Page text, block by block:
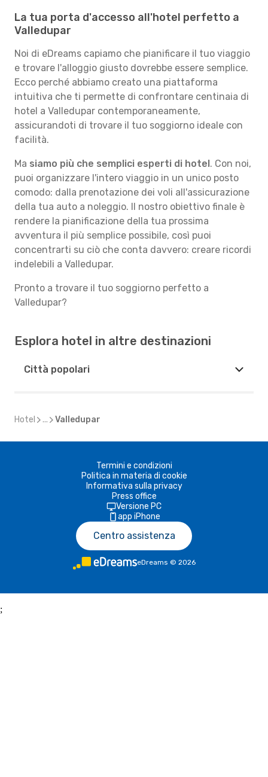
La tua porta d'accesso all'hotel perfetto a
Valledupar
Noi di eDreams capiamo che pianificare il tuo viaggio
e trovare l'alloggio giusto dovrebbe essere semplice.
Ecco perché abbiamo creato una piattaforma
intuitiva che ti permette di confrontare centinaia di
hotel a Valledupar contemporaneamente,
assicurandoti di trovare il tuo soggiorno ideale con
facilità.
Ma siamo più che semplici esperti di hotel. Con noi,
puoi organizzare l'intero viaggio in un unico posto
comodo: dalla prenotazione dei voli all'assicurazione
della tua auto a noleggio. Il nostro obiettivo finale è
rendere la pianificazione della tua prossima
avventura il più semplice possibile, così puoi
concentrarti su ciò che conta davvero: creare ricordi
indelebili a Valledupar.
Pronto a trovare il tuo soggiorno perfetto a
Valledupar?
Esplora hotel in altre destinazioni
Città popolari
Hotel ... Valledupar
Termini e condizioni
Politica in materia di cookie
Informativa sulla privacy
Press office
Versione PC
app iPhone
Centro assistenza
eDreams © 2026
;